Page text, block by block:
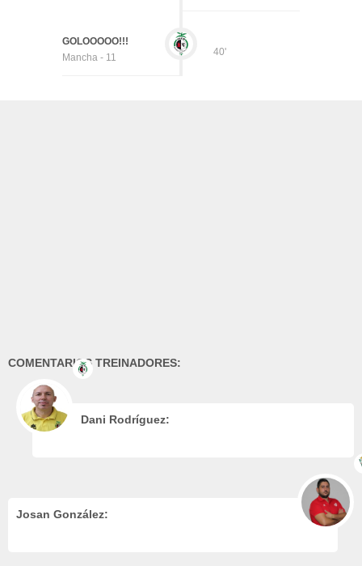
40'
GOLOOOOO!!!
Mancha - 11
COMENTARIOS TREINADORES:
Dani Rodríguez:
Josan González: